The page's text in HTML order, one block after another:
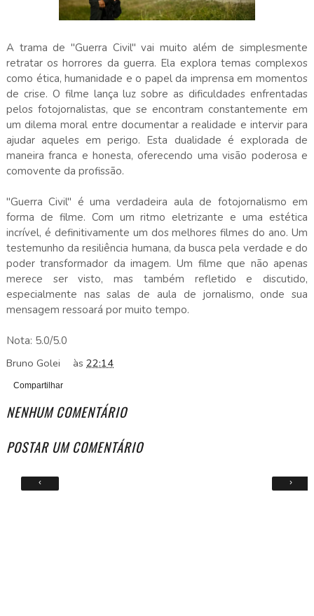
A trama de "Guerra Civil" vai muito além de simplesmente
retratar os horrores da guerra. Ela explora temas complexos
como ética, humanidade e o papel da imprensa em momentos
de crise. O filme lança luz sobre as dificuldades enfrentadas
pelos fotojornalistas, que se encontram constantemente em
um dilema moral entre documentar a realidade e intervir para
ajudar aqueles em perigo. Esta dualidade é explorada de
maneira franca e honesta, oferecendo uma visão poderosa e
comovente da profissão.
"Guerra Civil" é uma verdadeira aula de fotojornalismo em
forma de filme. Com um ritmo eletrizante e uma estética
incrível, é definitivamente um dos melhores filmes do ano. Um
testemunho da resiliência humana, da busca pela verdade e do
poder transformador da imagem. Um filme que não apenas
merece ser visto, mas também refletido e discutido,
especialmente nas salas de aula de jornalismo, onde sua
mensagem ressoará por muito tempo.
Nota: 5.0/5.0
Bruno Golei
às22:14
Compartilhar
NENHUM COMENTÁRIO
POSTAR UM COMENTÁRIO
‹ ›